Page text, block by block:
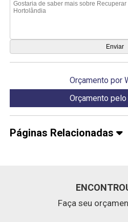
Orçamento por
Orçamento
Páginas Relacionadas
Faça seu